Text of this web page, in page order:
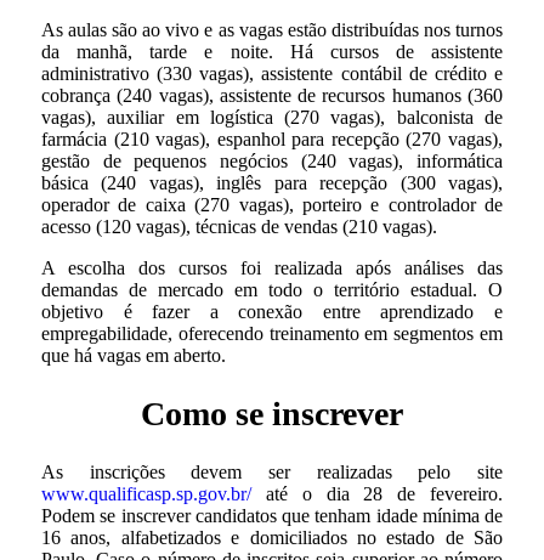
As aulas são ao vivo e as vagas estão distribuídas nos turnos
da manhã, tarde e noite. Há cursos de assistente
administrativo (330 vagas), assistente contábil de crédito e
cobrança (240 vagas), assistente de recursos humanos (360
vagas), auxiliar em logística (270 vagas), balconista de
farmácia (210 vagas), espanhol para recepção (270 vagas),
gestão de pequenos negócios (240 vagas), informática
básica (240 vagas), inglês para recepção (300 vagas),
operador de caixa (270 vagas), porteiro e controlador de
acesso (120 vagas), técnicas de vendas (210 vagas).
A escolha dos cursos foi realizada após análises das
demandas de mercado em todo o território estadual. O
objetivo é fazer a conexão entre aprendizado e
empregabilidade, oferecendo treinamento em segmentos em
que há vagas em aberto.
Como se inscrever
As inscrições devem ser realizadas pelo site
www.qualificasp.sp.gov.br/até o dia 28 de fevereiro.
Podem se inscrever candidatos que tenham idade mínima de
16 anos, alfabetizados e domiciliados no estado de São